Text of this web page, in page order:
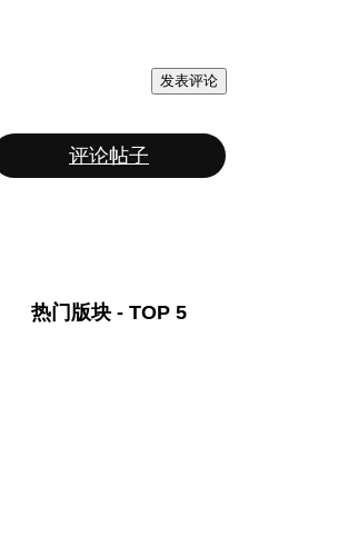
发表评论
评论帖子
热门版块 - TOP 5